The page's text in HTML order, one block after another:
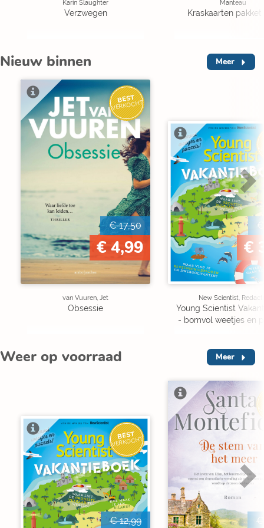
Karin Slaughter
Verzwegen
Manteau
Kraskaarten pakket
Nieuw binnen Meer
BEST
VERKOCHT
€ 17,50
€ 4,99
van Vuuren, Jet
Obsessie
€
New Scientist,
Young Scientist
- bomvol weetjes en
Weer op voorraad Meer
BEST
VERKOCHT
€ 12,99 €